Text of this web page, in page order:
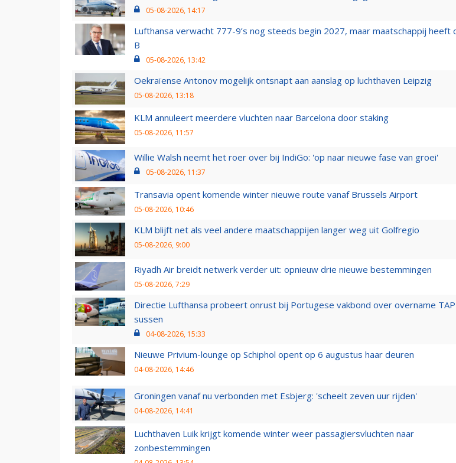
05-08-2026, 14:17
Lufthansa verwacht 777-9’s nog steeds begin 2027, maar maatschappij heeft
B
05-08-2026, 13:42
Oekraïense Antonov mogelijk ontsnapt aan aanslag op luchthaven Leipzig
05-08-2026, 13:18
KLM annuleert meerdere vluchten naar Barcelona door staking
05-08-2026, 11:57
Willie Walsh neemt het roer over bij IndiGo: 'op naar nieuwe fase van groei'
05-08-2026, 11:37
Transavia opent komende winter nieuwe route vanaf Brussels Airport
05-08-2026, 10:46
KLM blijft net als veel andere maatschappijen langer weg uit Golfregio
05-08-2026, 9:00
Riyadh Air breidt netwerk verder uit: opnieuw drie nieuwe bestemmingen
05-08-2026, 7:29
Directie Lufthansa probeert onrust bij Portugese vakbond over overname
sussen
04-08-2026, 15:33
Nieuwe Privium-lounge op Schiphol opent op 6 augustus haar deuren
04-08-2026, 14:46
Groningen vanaf nu verbonden met Esbjerg: 'scheelt zeven uur rijden'
04-08-2026, 14:41
Luchthaven Luik krijgt komende winter weer passagiersvluchten naar
zonbestemmingen